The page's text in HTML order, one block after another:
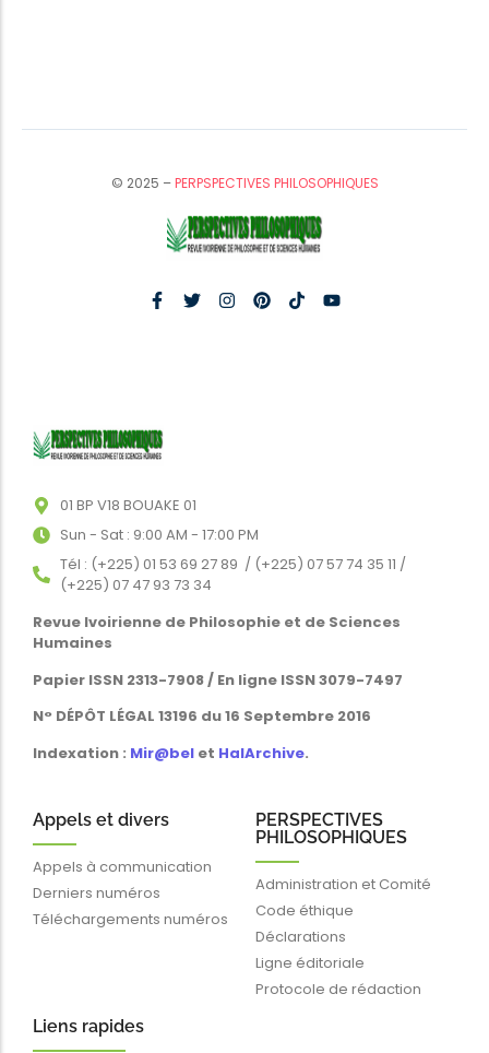
© 2025 –PERPSPECTIVES PHILOSOPHIQUES
01 BP V18 BOUAKE 01
Sun - Sat : 9:00 AM - 17:00 PM
Tél : (+225) 01 53 69 27 89 / (+225) 07 57 74 35 11 /
(+225) 07 47 93 73 34
Revue Ivoirienne de Philosophie et de Sciences
Humaines
Papier ISSN 2313-7908 / En ligne ISSN 3079-7497
N° DÉPÔT LÉGAL 13196 du 16 Septembre 2016
Indexation : Mir@bel et HalArchive.
Appels et divers
Appels à communication
Derniers numéros
Téléchargements numéros
PERSPECTIVES
PHILOSOPHIQUES
Administration et Comité
Code éthique
Déclarations
Ligne éditoriale
Protocole de rédaction
Liens rapides